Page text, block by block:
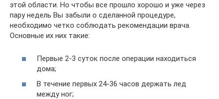
этой области. Но чтобы все прошло хорошо и уже через
пару недель Вы забыли о сделанной процедуре,
необходимо четко соблюдать рекомендации врача.
Основные их них такие:
Первые 2-3 суток после операции находиться
дома;
В течение первых 24-36 часов держать лед
между ног;